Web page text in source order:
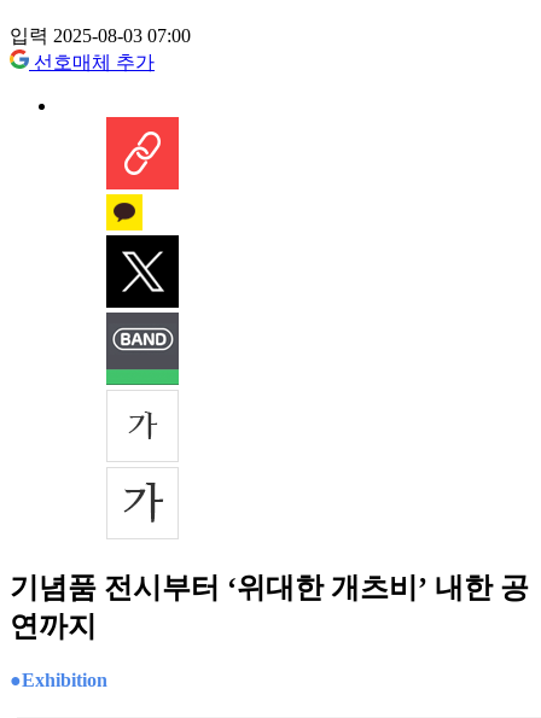
입력 2025-08-03 07:00
선호매체 추가
기념품 전시부터 ‘위대한 개츠비’ 내한 공
연까지
●Exhibition